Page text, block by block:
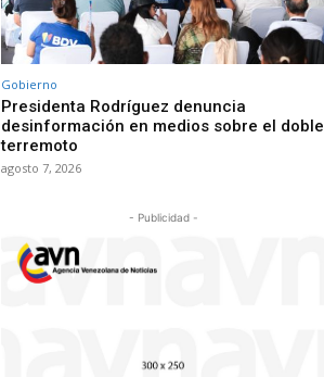
Gobierno
Presidenta Rodríguez denuncia
desinformación en medios sobre el doble
terremoto
agosto 7, 2026
- Publicidad -